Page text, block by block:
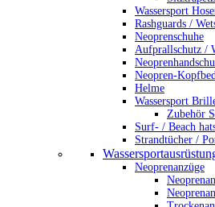
Wassersport
Rashguards /
Neoprenschuhe
Aufprallschutz /
Neopren-
Helme
Wassersport
Zubehör
Surf- / Beach
Strandtücher /
Neoprenanzüge